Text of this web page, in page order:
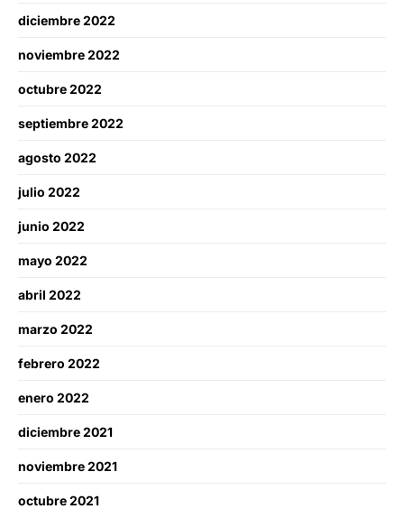
diciembre 2022
noviembre 2022
octubre 2022
septiembre 2022
agosto 2022
julio 2022
junio 2022
mayo 2022
abril 2022
marzo 2022
febrero 2022
enero 2022
diciembre 2021
noviembre 2021
octubre 2021